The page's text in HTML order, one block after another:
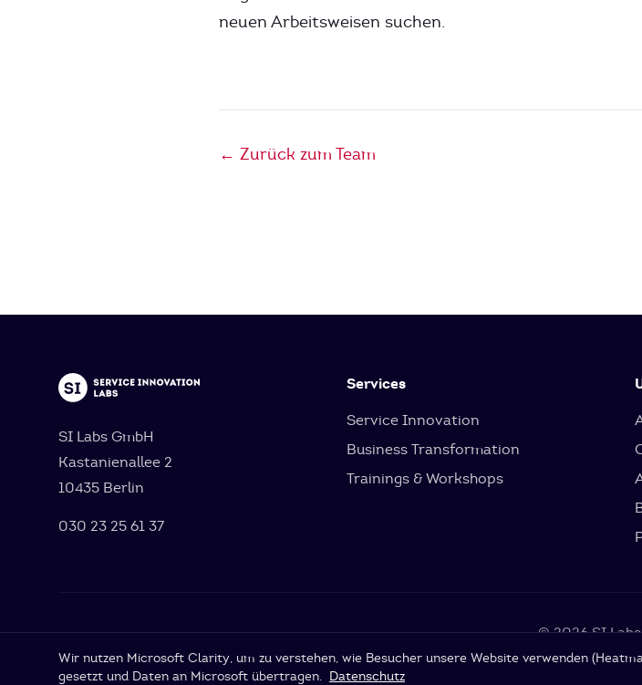
neuen Arbeitsweisen suchen.
← Zurück zum Team
SI Labs GmbH
Kastanienallee 2
10435 Berlin
030 23 25 61 37
Services
Service Innovation
Business Transformation
Trainings & Workshops
© 2026 SI
Cookie-Einstellungen
Wir nutzen Microsoft Clarity, um zu verstehen, wie Besucher unsere Website verwenden
gesetzt und Daten an Microsoft übertragen. Datenschutz